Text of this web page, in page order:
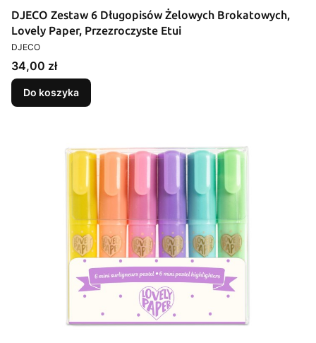
DJECO Zestaw 6 Długopisów Żelowych Brokatowych,
Lovely Paper, Przezroczyste Etui
PRODUCENT
DJECO
Cena
34,00 zł
Do koszyka